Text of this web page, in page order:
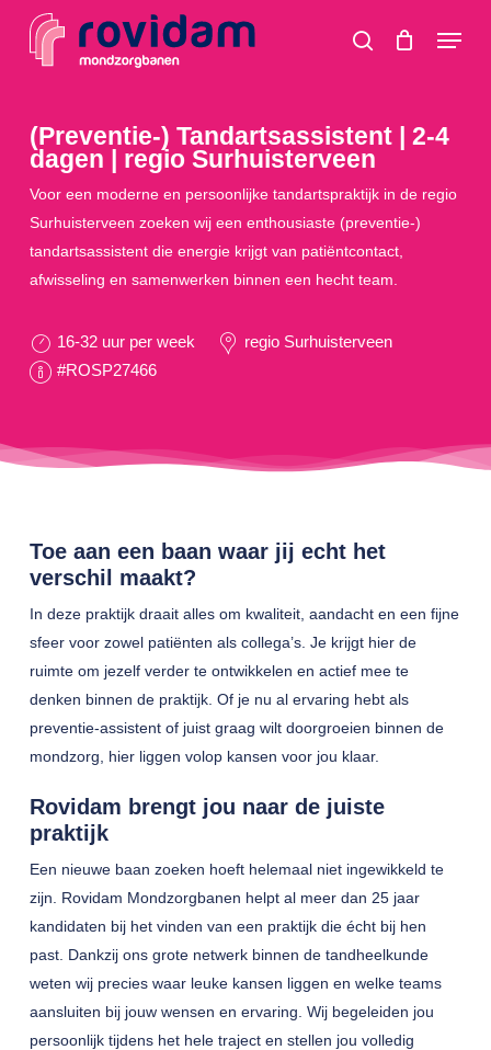
search
Menu
(Preventie-) Tandartsassistent | 2-4
dagen | regio Surhuisterveen
Voor een moderne en persoonlijke tandartspraktijk in de regio
Surhuisterveen zoeken wij een enthousiaste (preventie-)
tandartsassistent die energie krijgt van patiëntcontact,
afwisseling en samenwerken binnen een hecht team.
16-32 uur per week
regio Surhuisterveen
#ROSP27466
Toe aan een baan waar jij echt het
verschil maakt?
In deze praktijk draait alles om kwaliteit, aandacht en een fijne
sfeer voor zowel patiënten als collega’s. Je krijgt hier de
ruimte om jezelf verder te ontwikkelen en actief mee te
denken binnen de praktijk. Of je nu al ervaring hebt als
preventie-assistent of juist graag wilt doorgroeien binnen de
mondzorg, hier liggen volop kansen voor jou klaar.
Rovidam brengt jou naar de juiste
praktijk
Een nieuwe baan zoeken hoeft helemaal niet ingewikkeld te
zijn. Rovidam Mondzorgbanen helpt al meer dan 25 jaar
kandidaten bij het vinden van een praktijk die écht bij hen
past. Dankzij ons grote netwerk binnen de tandheelkunde
weten wij precies waar leuke kansen liggen en welke teams
aansluiten bij jouw wensen en ervaring. Wij begeleiden jou
persoonlijk tijdens het hele traject en stellen jou volledig